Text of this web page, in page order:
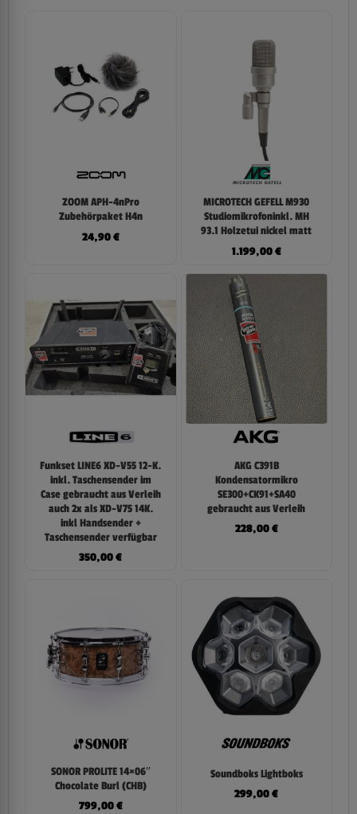
ZOOM APH-4nPro
Zubehörpaket H4n
24,90€
MICROTECH GEFELL M930
Studiomikrofoninkl. MH
93.1 Holzetui nickel matt
1.199,00€
Funkset LINE6 XD-V55 12-K.
inkl. Taschensender im
Case gebraucht aus Verleih
auch 2x als XD-V75 14K.
inkl Handsender +
Taschensender verfügbar
350,00€
AKG C391B
Kondensatormikro
SE300+CK91+SA40
gebraucht aus Verleih
228,00€
SONOR PROLITE 14×06″
Chocolate Burl (CHB)
799,00€
Soundboks Lightboks
299,00€